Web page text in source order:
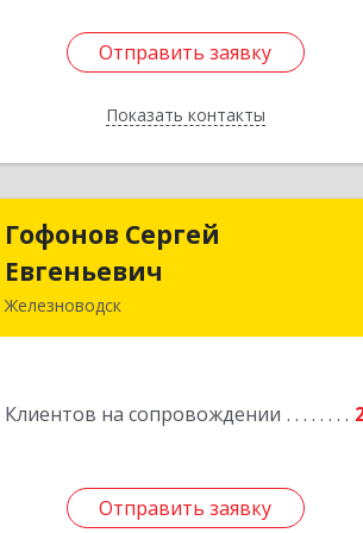
Отправить заявку
Показать контакты
Отправить заявку
Назад
Гофонов Сергей
Евгеньевич
Железноводск
Клиентов на сопровождении
Отправить заявку
Гофонов Сергей
Отправить заявку